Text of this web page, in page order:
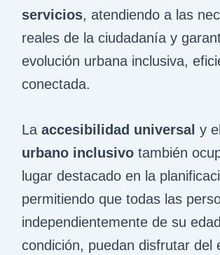
servicios, atendiendo a las
reales de la ciudadanía y
evolución urbana inclusiva,
conectada.
Laaccesibilidad universal y
urbano inclusivo también
lugar destacado en la
permitiendo que todas las
independientemente de su
condición, puedan disfrutar del